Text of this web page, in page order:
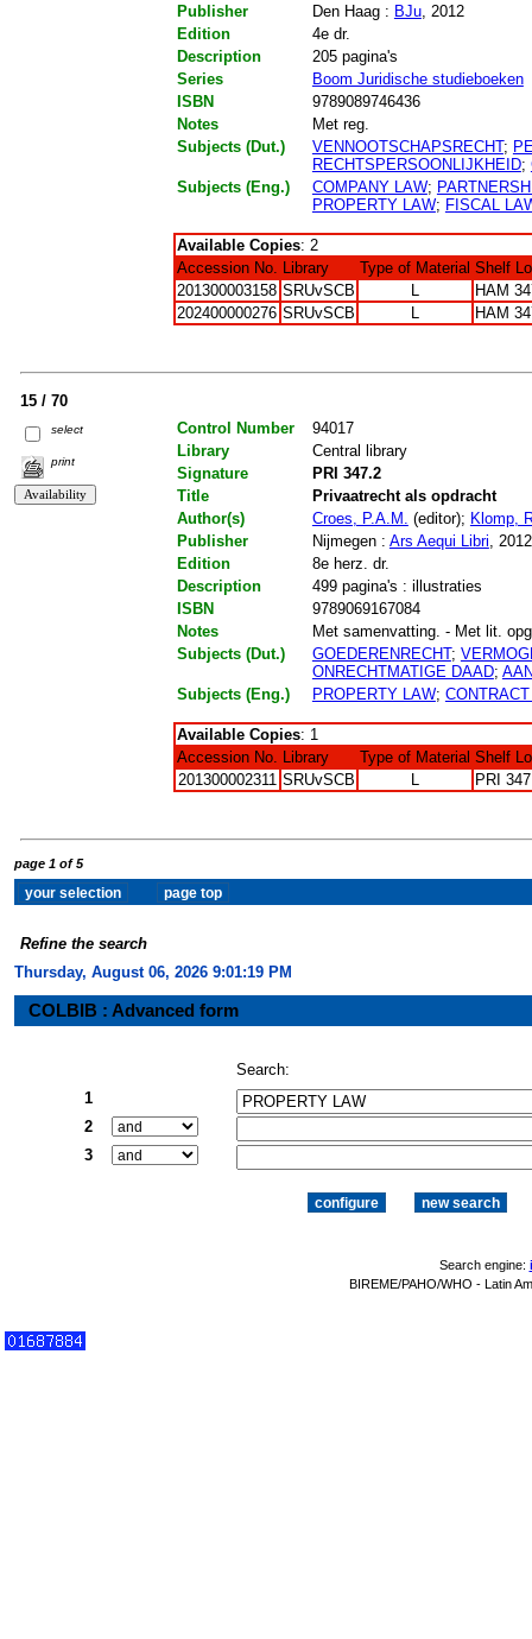
Publisher
Den Haag : BJu, 2012
Edition
4e dr.
Description
205 pagina's
Series
Boom Juridische studieboeken
ISBN
9789089746436
Notes
Met reg.
Subjects (Dut.)
VENNOOTSCHAPSRECHT;
RECHTSPERSOONLIJKHEID;
Subjects (Eng.)
COMPANY LAW;
PROPERTY LAW; FISCAL
Available Copies: 2
Accession No. Library Type of Material Shelf
201300003158 SRUvSCB L
HAM
202400000276 SRUvSCB L HAM
15 / 70
select
print
Control Number
94017
Library
Central library
Signature
PRI 347.2
Title
Privaatrecht als opdracht
Author(s)
Croes, P.A.M. (editor); Klomp,
Publisher
Nijmegen : Ars Aequi Libri, 2012
Edition
8e herz. dr.
Description
499 pagina's : illustraties
ISBN
9789069167084
Notes
Met samenvatting. - Met lit.
Subjects (Dut.)
GOEDERENRECHT;
ONRECHTMATIGE DAAD;
Subjects (Eng.)
PROPERTY LAW;
Available Copies: 1
Accession No. Library Type of Material Shelf
201300002311 SRUvSCB L PRI
page 1 of 5
Refine the search
Thursday, August 06, 2026 9:01:20 PM
COLBIB : Advanced form
Search:
1
2
3
Search engine:
BIREME/PAHO/WHO - Latin